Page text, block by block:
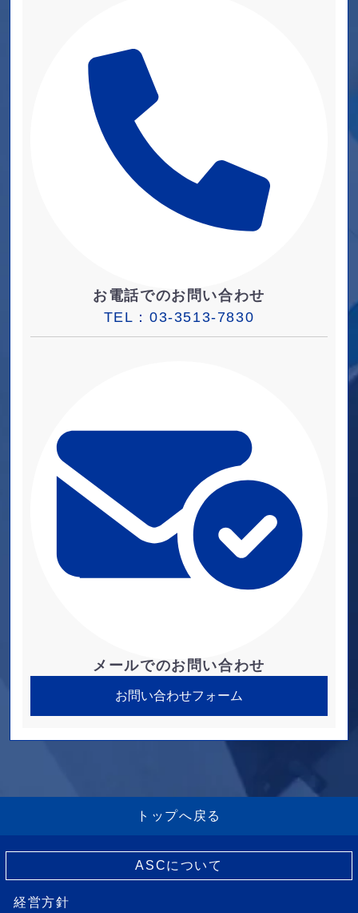
お電話でのお問い合わせ
TEL：03-3513-7830
メールでのお問い合わせ
お問い合わせフォーム
トップへ戻る
ASCについて
経営方針